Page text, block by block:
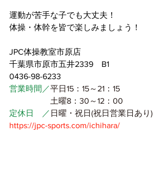
運動が苦手な子でも大丈夫！
体操・体幹を皆で楽しみましょう！
JPC体操教室市原店
千葉県市原市五井2339　B1
0436-98-6233
営業時間／平日15：15～21：15
土曜8：30～12：00
定休日　／ 日曜・祝日(祝日営業日あり)
https://jpc-sports.com/ichihara/